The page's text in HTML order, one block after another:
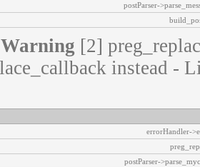
postParser-
Warning [2]
instead -
errorHandler-
postParser-